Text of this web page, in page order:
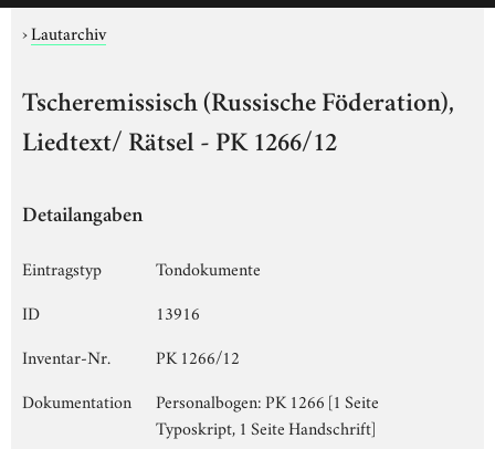
›Lautarchiv
Tscheremissisch (Russische Föderation),
Liedtext/ Rätsel - PK 1266/12
Detailangaben
Eintragstyp
Tondokumente
ID
13916
Inventar-Nr.
PK 1266/12
Dokumentation
Personalbogen: PK 1266 [1 Seite
Typoskript, 1 Seite Handschrift]